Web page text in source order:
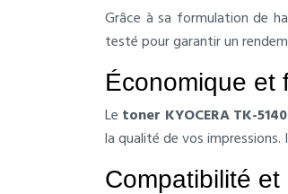
Grâce à sa formulation de
testé pour garantir un
Économique et
Le toner KYOCERA TK-
la qualité de vos
Compatibilité et